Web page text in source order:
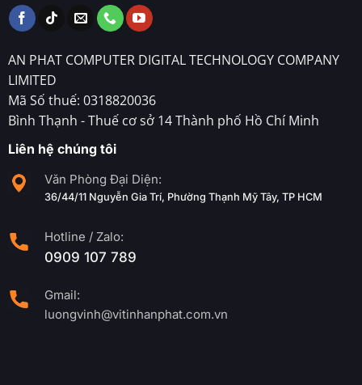
AN PHAT COMPUTER DIGITAL TECHNOLOGY COMPANY
LIMITED
Mã Số thuế: 0318820036
Bình Thạnh - Thuế cơ sở 14 Thành phố Hồ Chí Minh
Liên hệ chúng tôi
Văn Phòng Đại Diện:
36/44/11 Nguyễn Gia Trí, Phường Thạnh Mỹ Tây, TP HCM
Hotline / Zalo:
0909 107 789
Gmail:
luongvinh@vitinhanphat.com.vn